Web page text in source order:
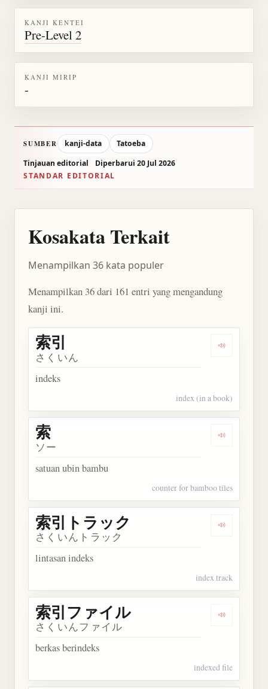
KANJI KENTEI
Pre-Level 2
KANJI MIRIP
-
SUMBER kanji-data
Tatoeba
Tinjauan editorial
Diperbarui 20 Jul 2026
STANDAR EDITORIAL
Kosakata Terkait
Menampilkan 36 kata populer
Menampilkan 36 dari 161 entri yang mengandung
kanji ini.
Dengarkan
索引
さくいん
indeks
index (in a book)
Dengarkan
索
ソー
satuan ubin bambu
counter for bamboo tiles
Dengarkan
索引トラック
さくいんトラック
lintasan indeks
index track
Dengarkan
索引ファイル
さくいんファイル
berkas berindeks
indexed file